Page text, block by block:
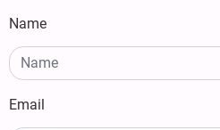
Name
Email